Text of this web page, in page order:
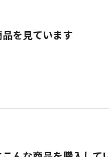
を見ています